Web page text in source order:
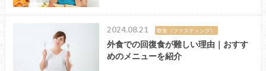
2024.08.21 断食（ファスティング）
外食での回復食が難しい理由｜おすす
めのメニューを紹介